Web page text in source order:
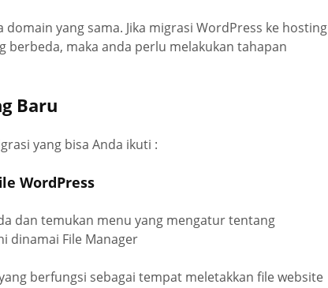
yang sama. Jika migrasi WordPress ke hosting
berbeda, maka anda perlu melakukan tahapan
Baru
yang bisa Anda ikuti :
WordPress
dan temukan menu yang mengatur tentang
dinamai File Manager
berfungsi sebagai tempat meletakkan file website